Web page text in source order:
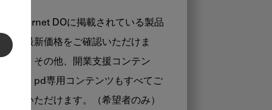
Internet DOに掲載されている製品
の最新価格をご確認いただけま
す。その他、開業支援コンテン
ツ、pd専用コンテンツもすべてご
覧いただけます。（希望者のみ）